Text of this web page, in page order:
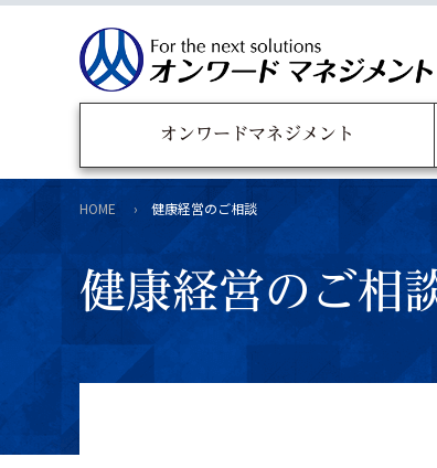
オンワードマネジメント
HOME 健康経営のご相談
健康経営のご相